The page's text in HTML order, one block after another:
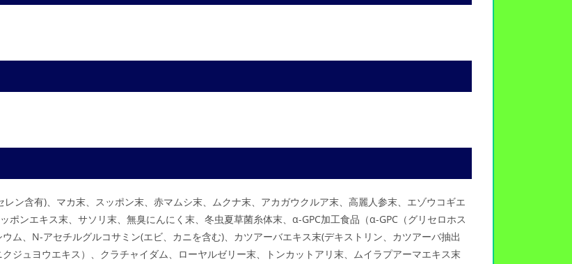
ン含有)、マカ末、スッポン末、赤マムシ末、ムクナ末、アカガウクルア末、高麗人参末、エゾウコギエ
ポンエキス末、サソリ末、無臭にんにく末、冬虫夏草菌糸体末、α-GPC加工食品（α-GPC（グリセロホス
ム、N-アセチルグルコサミン(エビ、カニを含む)、カツアーバエキス末(デキストリン、カツアーバ抽出
ジュヨウエキス）、クラチャイダム、ローヤルゼリー末、トンカットアリ末、ムイラプアーマエキス末